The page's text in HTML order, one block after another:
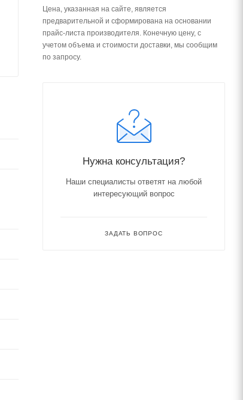
Цена, указанная на сайте, является
предварительной и сформирована на основании
прайс-листа производителя. Конечную цену, с
учетом объема и стоимости доставки, мы сообщим
по запросу.
Нужна консультация?
Наши специалисты ответят на любой
интересующий вопрос
ЗАДАТЬ ВОПРОС